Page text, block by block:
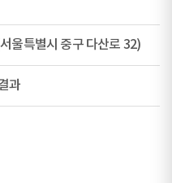
울특별시 중구 다산로 32)
과